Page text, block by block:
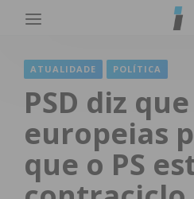
ATUALIDADE POLÍTICA
PSD diz
europeias
que o PS